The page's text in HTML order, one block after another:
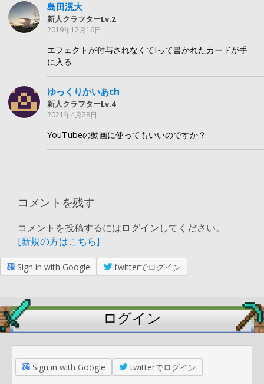
島田滉大
新人クラフターLv.2
2019年12月16日
エフェクトが付与されなくてIって書かれたカードが手
に入る
ゆっくりかいあch
新人クラフターLv.4
2021年4月28日
YouTubeの動画に使ってもいいのですか？
コメントを残す
コメントを投稿するにはログインしてください。
[新規の方はこちら]
Sign in with Google twitterでログイン
ログイン
Sign in with Google twitterでログイン